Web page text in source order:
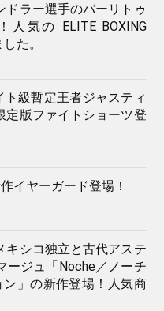
ドラー選手のバーリトゥ
気の ELITE BOXING
た。
ト級暫定王者ジャスティ
定版ファイトショーツ登
イヤーガード登場！
キシコ独立と古代アステ
ージュ「Noche／ノーチ
ン」の新作登場！人気商